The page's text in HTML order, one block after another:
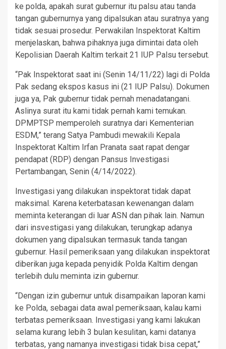
ke polda, apakah surat gubernur itu palsu atau tanda
tangan gubernurnya yang dipalsukan atau suratnya yang
tidak sesuai prosedur. Perwakilan Inspektorat Kaltim
menjelaskan, bahwa pihaknya juga dimintai data oleh
Kepolisian Daerah Kaltim terkait 21 IUP Palsu tersebut.
“Pak Inspektorat saat ini (Senin 14/11/22) lagi di Polda
Pak sedang ekspos kasus ini (21 IUP Palsu). Dokumen
juga ya, Pak gubernur tidak pernah menadatangani.
Aslinya surat itu kami tidak pernah kami temukan.
DPMPTSP memperoleh suratnya dari Kementerian
ESDM,” terang Satya Pambudi mewakili Kepala
Inspektorat Kaltim Irfan Pranata saat rapat dengar
pendapat (RDP) dengan Pansus Investigasi
Pertambangan, Senin (4/14/2022).
Investigasi yang dilakukan inspektorat tidak dapat
maksimal. Karena keterbatasan kewenangan dalam
meminta keterangan di luar ASN dan pihak lain. Namun
dari insvestigasi yang dilakukan, terungkap adanya
dokumen yang dipalsukan termasuk tanda tangan
gubernur. Hasil pemeriksaan yang dilakukan inspektorat
diberikan juga kepada penyidik Polda Kaltim dengan
terlebih dulu meminta izin gubernur.
“Dengan izin gubernur untuk disampaikan laporan kami
ke Polda, sebagai data awal pemeriksaan, kalau kami
terbatas pemeriksaan. Investigasi yang kami lakukan
selama kurang lebih 3 bulan kesulitan, kami datanya
terbatas, yang namanya investigasi tidak bisa cepat,”